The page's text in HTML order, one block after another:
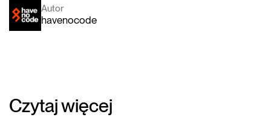
Autor
havenocode
Czytaj więcej